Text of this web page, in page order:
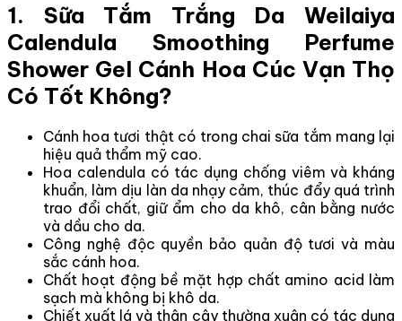
1. Sữa Tắm Trắng Da Weilaiya
Calendula Smoothing Perfume
Shower Gel Cánh Hoa Cúc Vạn Thọ
Có Tốt Không?
Cánh hoa tươi thật có trong chai sữa tắm mang lại
hiệu quả thẩm mỹ cao.
Hoa calendula có tác dụng chống viêm và kháng
khuẩn, làm dịu làn da nhạy cảm, thúc đẩy quá trình
trao đổi chất, giữ ẩm cho da khô, cân bằng nước
và dầu cho da.
Công nghệ độc quyền bảo quản độ tươi và màu
sắc cánh hoa.
Chất hoạt động bề mặt hợp chất amino acid làm
sạch mà không bị khô da.
Chiết xuất lá và thân cây thường xuân có tác dụng